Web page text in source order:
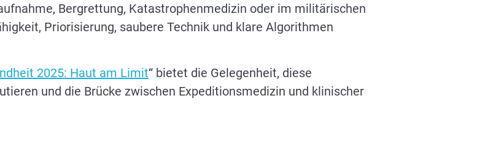
Bergrettung, Katastrophenmedizin oder im militärischen
Priorisierung, saubere Technik und klare Algorithmen
2025: Haut am Limit“ bietet die Gelegenheit, diese
und die Brücke zwischen Expeditionsmedizin und klinischer